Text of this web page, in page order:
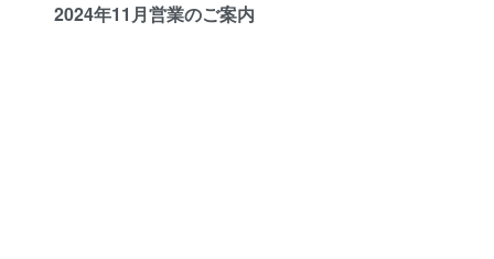
2024年11月営業のご案内